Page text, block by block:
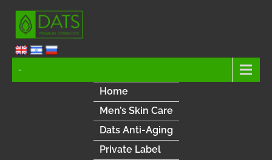
-
Home
Men’s Skin Care
Dats Anti-Aging
Private Label